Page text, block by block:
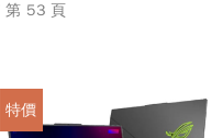
53 頁
特價